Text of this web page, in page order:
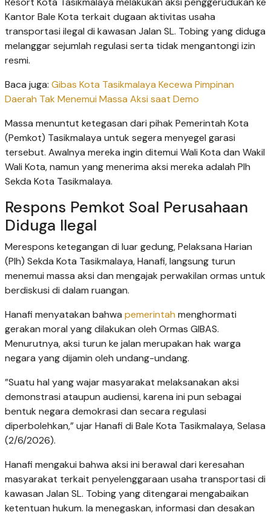
Kantor Bale Kota terkait dugaan aktivitas usaha
transportasi ilegal di kawasan Jalan SL. Tobing yang diduga
melanggar sejumlah regulasi serta tidak mengantongi izin
resmi.
Baca juga: Gibas Kota Tasikmalaya Kecewa Pimpinan
Daerah Tak Menemui Massa Aksi saat Demo
Massa menuntut ketegasan dari pihak Pemerintah Kota
(Pemkot) Tasikmalaya untuk segera menyegel garasi
tersebut. Awalnya mereka ingin ditemui Wali Kota dan Wakil
Wali Kota, namun yang menerima aksi mereka adalah Plh
Sekda Kota Tasikmalaya.
Respons Pemkot Soal Perusahaan
Diduga Ilegal
​Merespons ketegangan di luar gedung, Pelaksana Harian
(Plh) Sekda Kota Tasikmalaya, Hanafi, langsung turun
menemui massa aksi dan mengajak perwakilan ormas untuk
berdiskusi di dalam ruangan.
Hanafi menyatakan bahwa pemerintah menghormati
gerakan moral yang dilakukan oleh Ormas GIBAS.
Menurutnya, aksi turun ke jalan merupakan hak warga
negara yang dijamin oleh undang-undang.
​”Suatu hal yang wajar masyarakat melaksanakan aksi
demonstrasi ataupun audiensi, karena ini pun sebagai
bentuk negara demokrasi dan secara regulasi
diperbolehkan,” ujar Hanafi di Bale Kota Tasikmalaya, Selasa
(2/6/2026).
​Hanafi mengakui bahwa aksi ini berawal dari keresahan
masyarakat terkait penyelenggaraan usaha transportasi di
kawasan Jalan SL. Tobing yang ditengarai mengabaikan
ketentuan hukum. Ia menegaskan, informasi dan desakan